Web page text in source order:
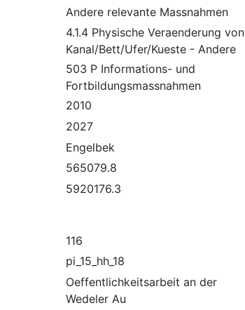
Andere relevante Massnahmen
4.1.4 Physische Veraenderung von
Kanal/Bett/Ufer/Kueste - Andere
503 P Informations- und
Fortbildungsmassnahmen
2010
2027
Engelbek
565079.8
5920176.3
116
pi_15_hh_18
Oeffentlichkeitsarbeit an der
Wedeler Au